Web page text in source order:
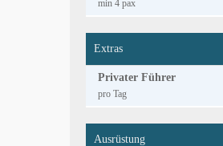
min 4 pax
Extras
Privater Führer
pro Tag
Ausrüstung